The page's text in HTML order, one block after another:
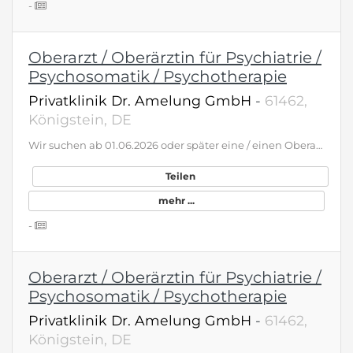
-
Oberarzt / Oberärztin für Psychiatrie /
Psychosomatik / Psychotherapie
Privatklinik Dr. Amelung GmbH - 61462,
Königstein, DE
Wir suchen ab 01.06.2026 oder später eine / einen Oberarzt / -ärztin in Teil- oder Vollzeit zur Verstärkung unseres medizinisch-therapeutischen Teams. Wir sind ein renommiertes Akutkrankenhaus für Psychiatrie, Psychosomatik und Psychotherapie mit exzellenter Ausstattung, hoher Behandlungsqualität und einem außergewöhnlich wertschätzenden Arbeitsklima. Bei sehr guter personeller Besetzung bieten wir das gesamte Spektrum moderner psychiatrischer und psychotherapeutischer Therapieverfahren an. Innovation ist für uns gelebter Bestandteil der Behandlung: Dazu gehört auch der Einsatz zukunftsweisender Verfahren wie der transkraniellen Magnetstimulation. Unser Anspruch ist eine Behandlung unserer PatientInnen auf höchstem fachlichem Niveau - individuell, wirksam und menschlich zugewandt. Ein respektvoller, vertrauensvoller Umgang mit PatientInnen und Mitarbeitenden prägt dabei unser tägliches Handeln. Wir bieten eine interessante und anspruchsvolle oberärztliche Tätigkeit mit Gestaltungsspielraum, kollegialer Zusammenarbeit und sehr guten Arbeitsbedingungen in einem familiären Umfeld. Sie erwartet eine Ihren Qualifikationen entsprechende Vergütung sowie ein Arbeitsplatz, an dem fachliche Qualität, Innovation und Menschlichkeit gleichermaßen zählen. Weitere Informationen erhalten Sie gerne auf unserer Internetseite (www.klinik-amelung.de) oder im persönlichen Kontakt. Ihre Bewerbung richten Sie bitte an: Dr. Christian Frischholz, Chefarzt Privatklinik Dr. Amelung Altkönigstraße 16, 61462 Königstein, Tel.: 06174 298-0 www.klinik-amelung.de - bewerbung@klinik-amelung.de
Teilen
mehr ...
-
Oberarzt / Oberärztin für Psychiatrie /
Psychosomatik / Psychotherapie
Privatklinik Dr. Amelung GmbH - 61462,
Königstein, DE